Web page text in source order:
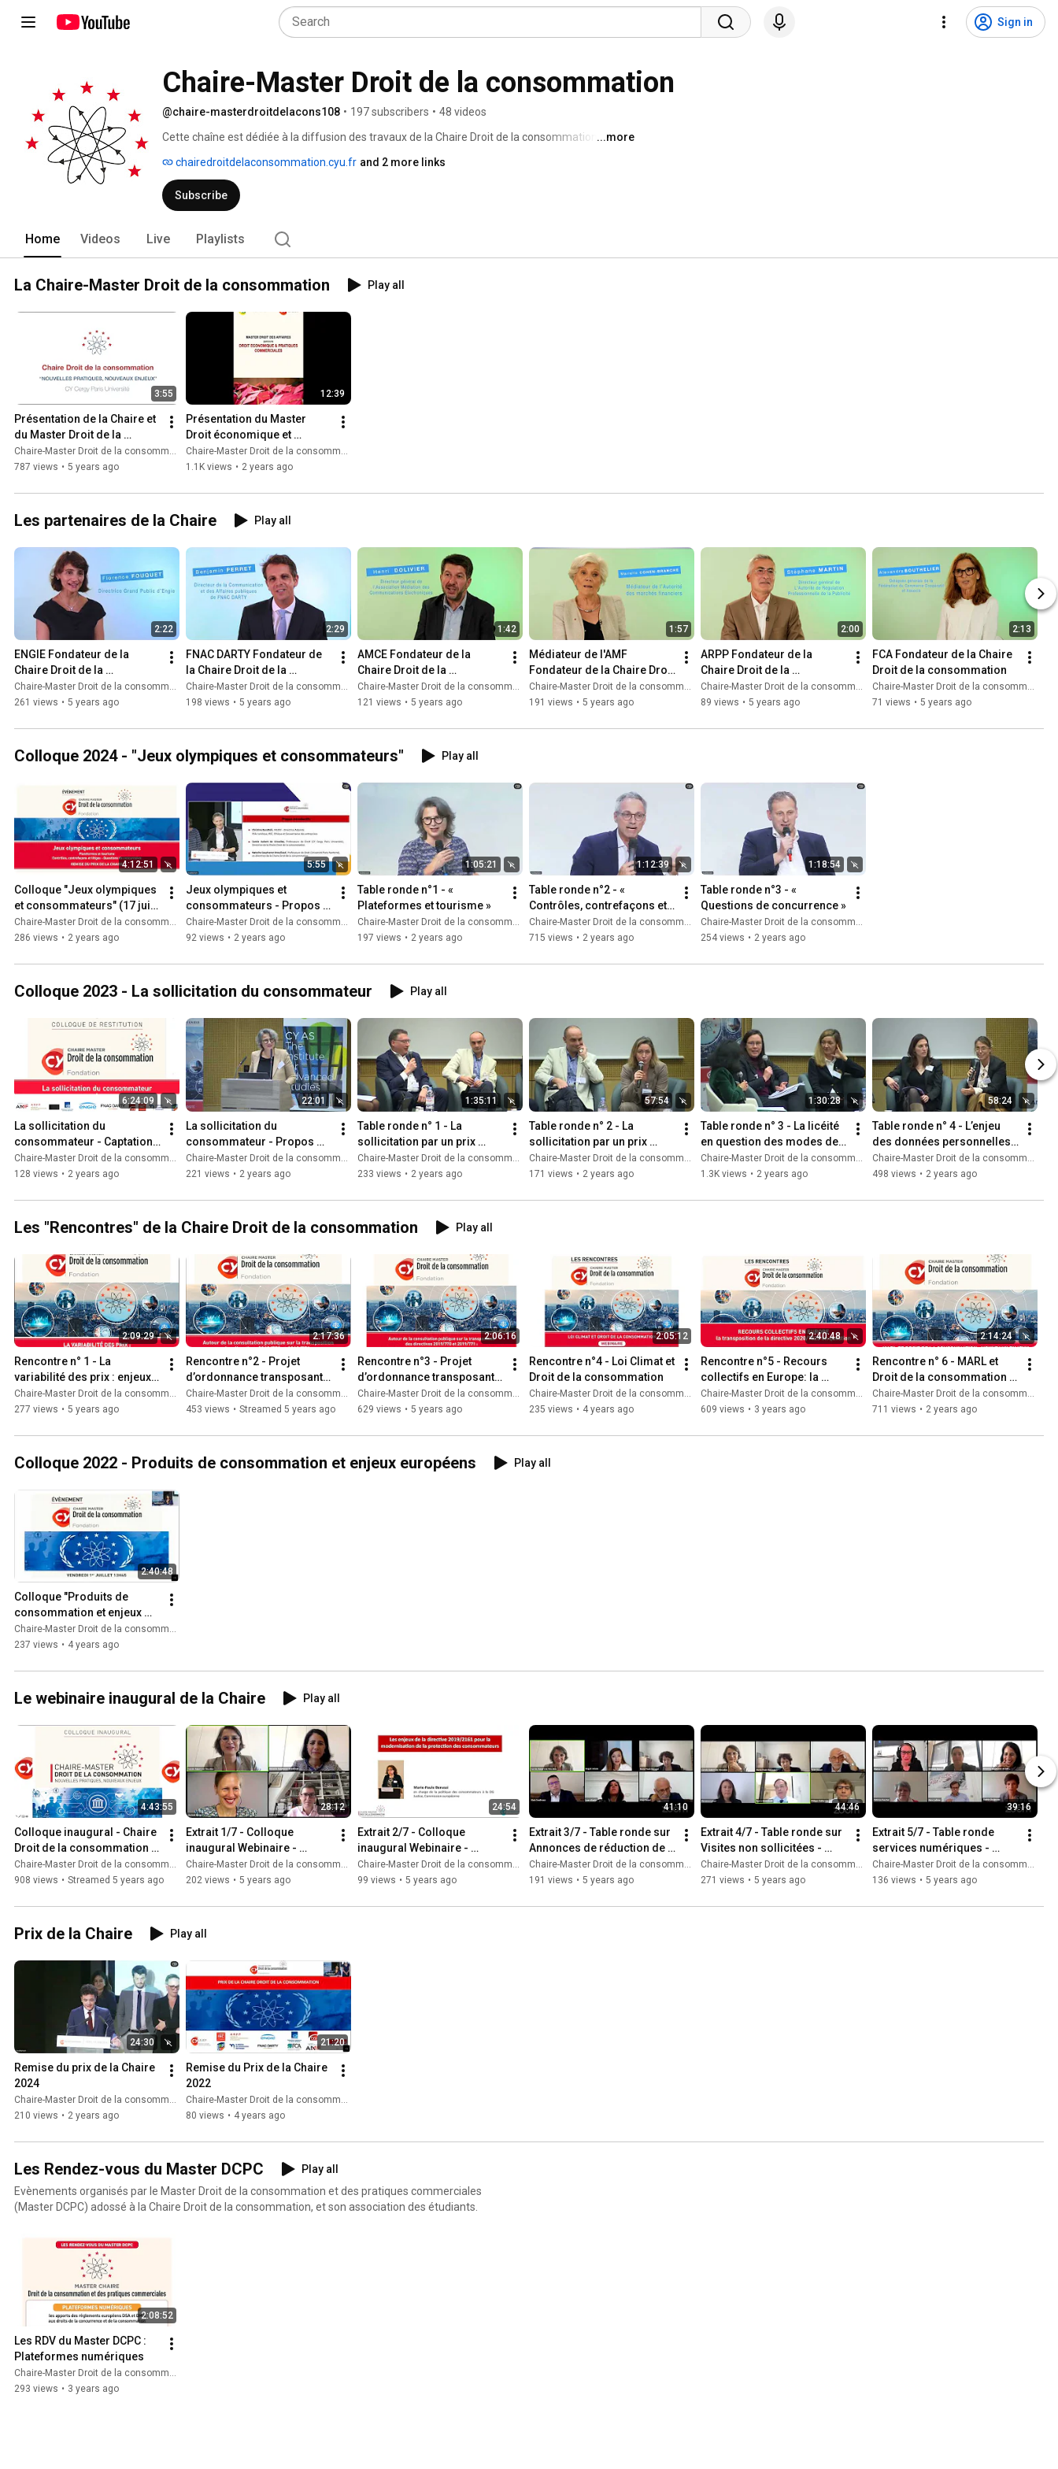
Sign in
Chaire-Master Droit de la consommation
@chaire-masterdroitdelacons108 • 197 subscribers • 48 videos
Cette chaîne est dédiée à la diffusion des travaux de la Chaire Droit de la consommation, ...more
chairedroitdelaconsommation.cyu.fr and 2 more links
Subscribe
Home Videos Live Playlists
La Chaire-Master Droit de la consommation Play all
3:55
Présentation de la Chaire et
du Master Droit de la
consommation
Chaire-Master Droit de la consommation
787 views • 5 years ago
12:39
Présentation du Master
Droit économique et
pratiques commerciales
(Master DEPC)
Chaire-Master Droit de la consommation
1.1K views • 2 years ago
Les partenaires de la Chaire Play all
2:22
ENGIE Fondateur de la
Chaire Droit de la
consommation
Chaire-Master Droit de la consommation
261 views • 5 years ago
2:29
FNAC DARTY Fondateur de
la Chaire Droit de la
consommation
Chaire-Master Droit de la consommation
198 views • 5 years ago
1:42
AMCE Fondateur de la
Chaire Droit de la
consommation
Chaire-Master Droit de la consommation
121 views • 5 years ago
1:57
Médiateur de l'AMF
Fondateur de la Chaire Droit
de la consommation
Chaire-Master Droit de la consommation
191 views • 5 years ago
2:00
ARPP Fondateur de la
Chaire Droit de la
consommation
Chaire-Master Droit de la consommation
89 views • 5 years ago
2:13
FCA Fondateur de la Chaire
Droit de la consommation
Chaire-Master Droit de la consommation
71 views • 5 years ago
Colloque 2024 - "Jeux olympiques et consommateurs" Play all
4:12:51
Colloque "Jeux olympiques
et consommateurs" (17 juin
2024) - Captation intégrale
Chaire-Master Droit de la consommation
286 views • 2 years ago
5:55
Jeux olympiques et
consommateurs - Propos
introductifs
Chaire-Master Droit de la consommation
92 views • 2 years ago
1:05:21
Table ronde n°1 - «
Plateformes et tourisme »
Chaire-Master Droit de la consommation
197 views • 2 years ago
1:12:39
Table ronde n°2 - «
Contrôles, contrefaçons et
litiges »
Chaire-Master Droit de la consommation
715 views • 2 years ago
1:18:54
Table ronde n°3 - «
Questions de concurrence »
Chaire-Master Droit de la consommation
254 views • 2 years ago
Colloque 2023 - La sollicitation du consommateur Play all
6:24:09
La sollicitation du
consommateur - Captation
intégrale
Chaire-Master Droit de la consommation
128 views • 2 years ago
22:01
La sollicitation du
consommateur - Propos
introductifs
Chaire-Master Droit de la consommation
221 views • 2 years ago
1:35:11
Table ronde n° 1 - La
sollicitation par un prix
réduit : les annonces de
réduction du prix
Chaire-Master Droit de la consommation
233 views • 2 years ago
57:54
Table ronde n° 2 - La
sollicitation par un prix
élevé : les règles de
concurrence
Chaire-Master Droit de la consommation
171 views • 2 years ago
1:30:28
Table ronde n° 3 - La licéité
en question des modes de
sollicitation
Chaire-Master Droit de la consommation
1.3K views • 2 years ago
58:24
Table ronde n° 4 - L’enjeu
des données personnelles
dans les modes de
sollicitation
Chaire-Master Droit de la consommation
498 views • 2 years ago
Les "Rencontres" de la Chaire Droit de la consommation Play all
2:09:29
Rencontre n° 1 - La
variabilité des prix : enjeux
juridiques et stratégiques
Chaire-Master Droit de la consommation
277 views • 5 years ago
2:17:36
Rencontre n°2 - Projet
d’ordonnance transposant
la directive 2019/771
relative au contrat de vente
Chaire-Master Droit de la consommation
453 views • Streamed 5 years ago
2:06:16
Rencontre n°3 - Projet
d’ordonnance transposant
la dir. 2019/770 (contenu et
service  numériques)
Chaire-Master Droit de la consommation
629 views • 5 years ago
2:05:12
Rencontre n°4 - Loi Climat et
Droit de la consommation
Chaire-Master Droit de la consommation
235 views • 4 years ago
2:40:48
Rencontre n°5 - Recours
collectifs en Europe: la
transposition de la directive
2020/1828 en question
Chaire-Master Droit de la consommation
609 views • 3 years ago
2:14:24
Rencontre n° 6 - MARL et
Droit de la consommation :
nouveaux enjeux
Chaire-Master Droit de la consommation
711 views • 2 years ago
Colloque 2022 - Produits de consommation et enjeux européens Play all
2:40:48
Colloque "Produits de
consommation et enjeux
européens"
Chaire-Master Droit de la consommation
237 views • 4 years ago
Le webinaire inaugural de la Chaire Play all
4:43:55
Colloque inaugural - Chaire
Droit de la consommation -
Webinaire intégral
Chaire-Master Droit de la consommation
908 views • Streamed 5 years ago
28:12
Extrait 1/7 - Colloque
inaugural Webinaire -
Présentation de la Chaire
Chaire-Master Droit de la consommation
202 views • 5 years ago
24:54
Extrait 2/7 - Colloque
inaugural Webinaire -
Enjeux directive 2019/2161
Chaire-Master Droit de la consommation
99 views • 5 years ago
41:10
Extrait 3/7 - Table ronde sur
Annonces de réduction de
prix - Colloque inaugural
Webinaire
Chaire-Master Droit de la consommation
191 views • 5 years ago
44:46
Extrait 4/7 - Table ronde sur
Visites non sollicitées -
Colloque inaugural
Webinaire
Chaire-Master Droit de la consommation
271 views • 5 years ago
39:16
Extrait 5/7 - Table ronde
services numériques -
Colloque inaugural
Webinaire
Chaire-Master Droit de la consommation
136 views • 5 years ago
Prix de la Chaire Play all
24:30
Remise du prix de la Chaire
2024
Chaire-Master Droit de la consommation
210 views • 2 years ago
21:20
Remise du Prix de la Chaire
2022
Chaire-Master Droit de la consommation
80 views • 4 years ago
Les Rendez-vous du Master DCPC
Play all
Evènements organisés par le Master Droit de la consommation et des pratiques commerciales
(Master DCPC) adossé à la Chaire Droit de la consommation, et son association des étudiants.
2:08:52
Les RDV du Master DCPC :
Plateformes numériques
Chaire-Master Droit de la consommation
293 views • 3 years ago